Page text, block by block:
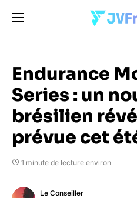
Endurance
Series : un
brésilien
prévue cet
1 minute de lecture environ
Le Conseiller